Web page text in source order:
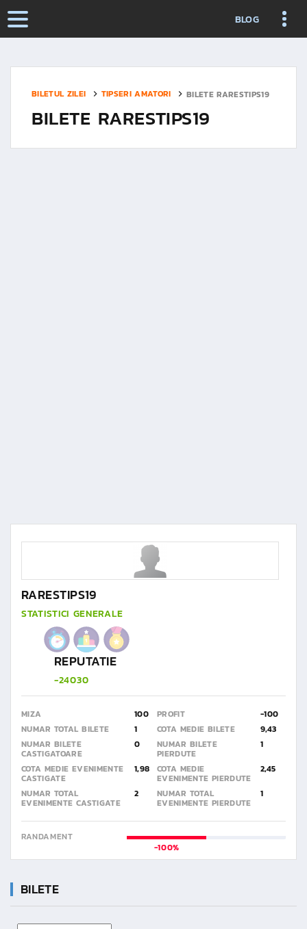
BLOG
BILETUL ZILEI TIPSERI AMATORI BILETE RARESTIPS19
BILETE RARESTIPS19
RARESTIPS19
STATISTICI GENERALE
REPUTATIE
-24030
MIZA 100 PROFIT
-100
NUMAR TOTAL BILETE
1 COTA MEDIE BILETE
9,43
NUMAR BILETE
CASTIGATOARE
0 NUMAR BILETE
PIERDUTE
1
COTA MEDIE EVENIMENTE
CASTIGATE
1,98 COTA MEDIE
EVENIMENTE PIERDUTE
2,45
NUMAR TOTAL
EVENIMENTE CASTIGATE
2 NUMAR TOTAL
EVENIMENTE PIERDUTE
1
RANDAMENT
-100%
BILETE